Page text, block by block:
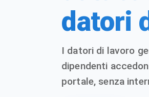
datori
I datori di lavoro
dipendenti
portale, senza